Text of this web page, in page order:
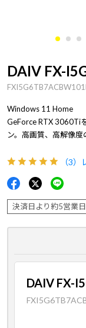
DAIV FX-
Windows 11 Home
GeForce RTX 3060Ti
ン。高画質、高解像度
（3）
決済日より約5営業
DAIV FX-